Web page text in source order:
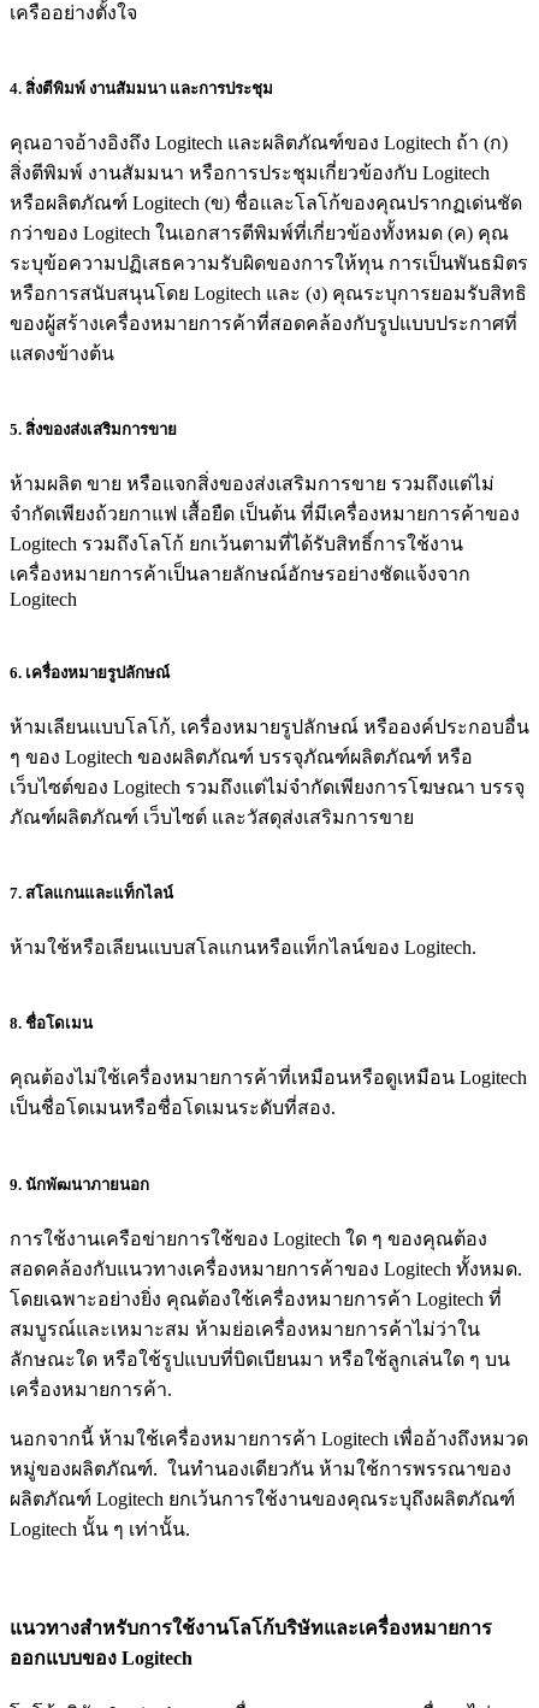
เครืออย่างตั้งใจ
4. สิ่งตีพิมพ์ งานสัมมนา และการประชุม
คุณอาจอ้างอิงถึง Logitech และผลิตภัณฑ์ของ Logitech ถ้า (ก)
สิ่งตีพิมพ์ งานสัมมนา หรือการประชุมเกี่ยวข้องกับ Logitech
หรือผลิตภัณฑ์ Logitech (ข) ชื่อและโลโก้ของคุณปรากฏเด่นชัด
กว่าของ Logitech ในเอกสารตีพิมพ์ที่เกี่ยวข้องทั้งหมด (ค) คุณ
ระบุข้อความปฏิเสธความรับผิดของการให้ทุน การเป็นพันธมิตร
หรือการสนับสนุนโดย Logitech และ (ง) คุณระบุการยอมรับสิทธิ
ของผู้สร้างเครื่องหมายการค้าที่สอดคล้องกับรูปแบบประกาศที่
แสดงข้างต้น
5. สิ่งของส่งเสริมการขาย
ห้ามผลิต ขาย หรือแจกสิ่งของส่งเสริมการขาย รวมถึงแต่ไม่
จำกัดเพียงถ้วยกาแฟ เสื้อยืด เป็นต้น ที่มีเครื่องหมายการค้าของ
Logitech รวมถึงโลโก้ ยกเว้นตามที่ได้รับสิทธิ์การใช้งาน
เครื่องหมายการค้าเป็นลายลักษณ์อักษรอย่างชัดแจ้งจาก
Logitech
6. เครื่องหมายรูปลักษณ์
ห้ามเลียนแบบโลโก้, เครื่องหมายรูปลักษณ์ หรือองค์ประกอบอื่น
ๆ ของ Logitech ของผลิตภัณฑ์ บรรจุภัณฑ์ผลิตภัณฑ์ หรือ
เว็บไซต์ของ Logitech รวมถึงแต่ไม่จำกัดเพียงการโฆษณา บรรจุ
ภัณฑ์ผลิตภัณฑ์ เว็บไซต์ และวัสดุส่งเสริมการขาย
7. สโลแกนและแท็กไลน์
ห้ามใช้หรือเลียนแบบสโลแกนหรือแท็กไลน์ของ Logitech.
8. ชื่อโดเมน
คุณต้องไม่ใช้เครื่องหมายการค้าที่เหมือนหรือดูเหมือน Logitech
เป็นชื่อโดเมนหรือชื่อโดเมนระดับที่สอง.
9. นักพัฒนาภายนอก
การใช้งานเครือข่ายการใช้ของ Logitech ใด ๆ ของคุณต้อง
สอดคล้องกับแนวทางเครื่องหมายการค้าของ Logitech ทั้งหมด.
โดยเฉพาะอย่างยิ่ง คุณต้องใช้เครื่องหมายการค้า Logitech ที่
สมบูรณ์และเหมาะสม ห้ามย่อเครื่องหมายการค้าไม่ว่าใน
ลักษณะใด หรือใช้รูปแบบที่บิดเบียนมา หรือใช้ลูกเล่นใด ๆ บน
เครื่องหมายการค้า.
นอกจากนี้ ห้ามใช้เครื่องหมายการค้า Logitech เพื่ออ้างถึงหมวด
หมู่ของผลิตภัณฑ์. ในทำนองเดียวกัน ห้ามใช้การพรรณาของ
ผลิตภัณฑ์ Logitech ยกเว้นการใช้งานของคุณระบุถึงผลิตภัณฑ์
Logitech นั้น ๆ เท่านั้น.
แนวทางสำหรับการใช้งานโลโก้บริษัทและเครื่องหมายการ
ออกแบบของ Logitech